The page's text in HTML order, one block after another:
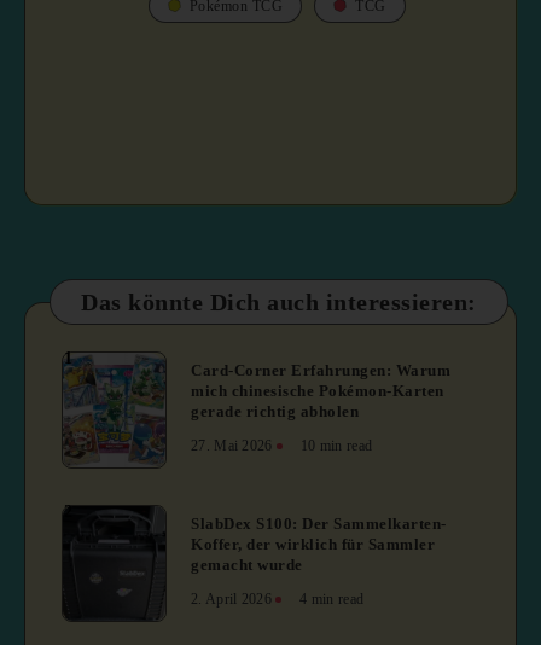
Pokémon TCG TCG
Das könnte Dich auch interessieren:
1
Card-Corner Erfahrungen: Warum
mich chinesische Pokémon-Karten
gerade richtig abholen
27. Mai 2026 10 min read
2
SlabDex S100: Der Sammelkarten-
Koffer, der wirklich für Sammler
gemacht wurde
2. April 2026 4 min read